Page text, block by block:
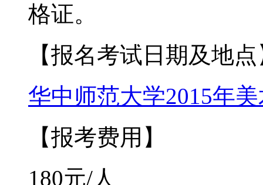
格证。
【报名考试日期及地
华中师范大学2015年
【报考费用】
180元/人